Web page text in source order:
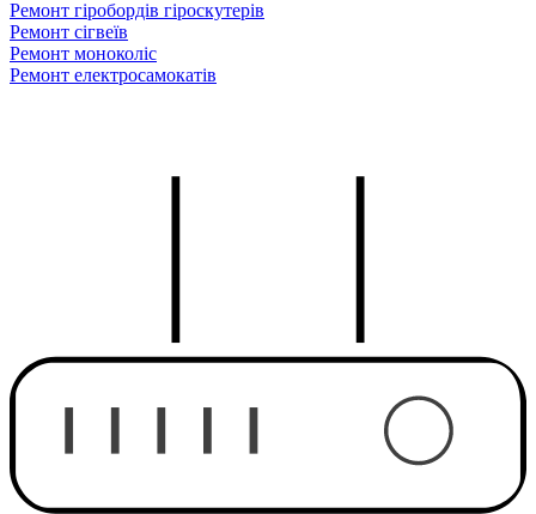
Ремонт гіробордів гіроскутерів
Ремонт сігвеїв
Ремонт моноколіс
Ремонт електросамокатів